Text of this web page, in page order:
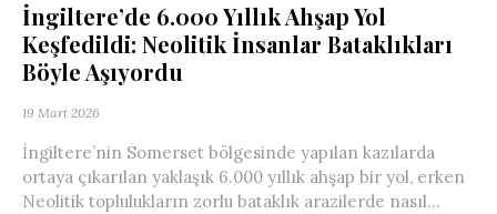
İngiltere’de 6.000 Yıllık Ahşap Yol
Keşfedildi: Neolitik İnsanlar Bataklıkları
Böyle Aşıyordu
19 Mart 2026
İngiltere’nin Somerset bölgesinde yapılan kazılarda
ortaya çıkarılan yaklaşık 6.000 yıllık ahşap bir yol, erken
Neolitik toplulukların zorlu bataklık arazilerde nasıl...